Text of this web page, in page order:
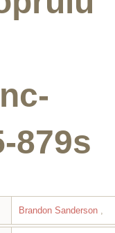
879s
Brandon Sanderson